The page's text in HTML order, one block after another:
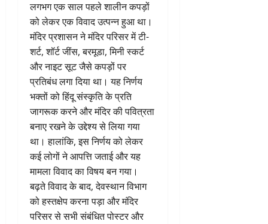
लगभग एक साल पहले शालीन कपड़ों
को लेकर एक विवाद उत्पन्न हुआ था।
मंदिर प्रशासन ने मंदिर परिसर में टी-
शर्ट, शॉर्ट जींस, बरमूडा, मिनी स्कर्ट
और नाइट सूट जैसे कपड़ों पर
प्रतिबंध लगा दिया था। यह निर्णय
भक्तों को हिंदू संस्कृति के प्रति
जागरूक करने और मंदिर की पवित्रता
बनाए रखने के उद्देश्य से लिया गया
था। हालांकि, इस निर्णय को लेकर
कई लोगों ने आपत्ति जताई और यह
मामला विवाद का विषय बन गया।
बढ़ते विवाद के बाद, देवस्थान विभाग
को हस्तक्षेप करना पड़ा और मंदिर
परिसर से सभी संबंधित पोस्टर और